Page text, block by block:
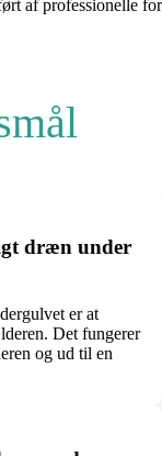
af professionelle for
dræn under
er at
Det fungerer
og ud til en